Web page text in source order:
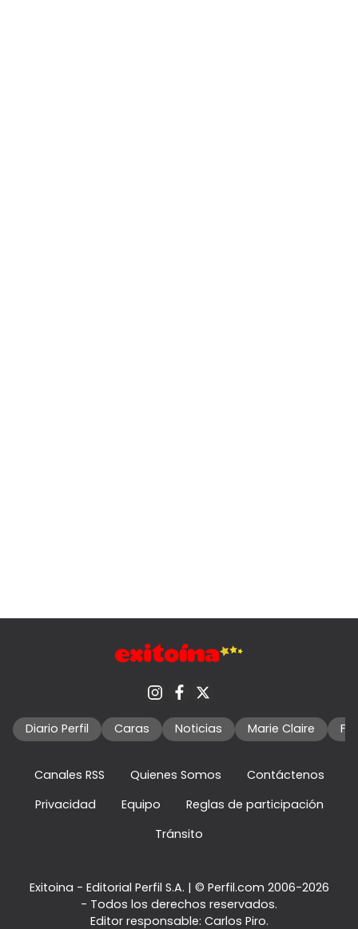
Diario Perfil Caras Noticias Marie Claire
Canales RSS Quienes Somos
Contáctenos
Privacidad
Equipo
Reglas de participación
Tránsito
Exitoina - Editorial Perfil S.A. | © Perfil.com 2006-2026
- Todos los derechos reservados.
Editor responsable: Carlos Piro.